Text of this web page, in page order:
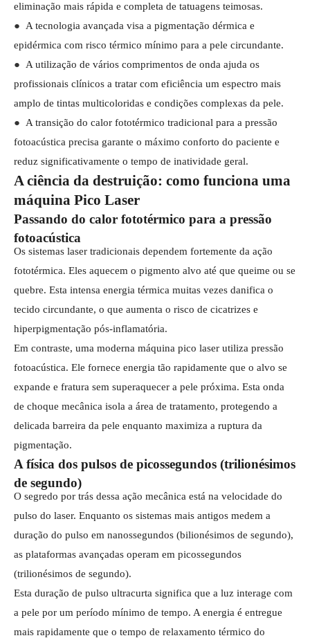
eliminação mais rápida e completa de tatuagens teimosas.
●
A tecnologia avançada visa a pigmentação dérmica e
epidérmica com risco térmico mínimo para a pele circundante.
●
A utilização de vários comprimentos de onda ajuda os
profissionais clínicos a tratar com eficiência um espectro mais
amplo de tintas multicoloridas e condições complexas da pele.
●
A transição do calor fototérmico tradicional para a pressão
fotoacústica precisa garante o máximo conforto do paciente e
reduz significativamente o tempo de inatividade geral.
A ciência da destruição: como funciona uma
máquina Pico Laser
Passando do calor fototérmico para a pressão
fotoacústica
Os sistemas laser tradicionais dependem fortemente da ação
fototérmica. Eles aquecem o pigmento alvo até que queime ou se
quebre. Esta intensa energia térmica muitas vezes danifica o
tecido circundante, o que aumenta o risco de cicatrizes e
hiperpigmentação pós-inflamatória.
Em contraste, uma moderna máquina pico laser utiliza pressão
fotoacústica. Ele fornece energia tão rapidamente que o alvo se
expande e fratura sem superaquecer a pele próxima. Esta onda
de choque mecânica isola a área de tratamento, protegendo a
delicada barreira da pele enquanto maximiza a ruptura da
pigmentação.
A física dos pulsos de picossegundos (trilionésimos
de segundo)
O segredo por trás dessa ação mecânica está na velocidade do
pulso do laser. Enquanto os sistemas mais antigos medem a
duração do pulso em nanossegundos (bilionésimos de segundo),
as plataformas avançadas operam em picossegundos
(trilionésimos de segundo).
Esta duração de pulso ultracurta significa que a luz interage com
a pele por um período mínimo de tempo. A energia é entregue
mais rapidamente que o tempo de relaxamento térmico do